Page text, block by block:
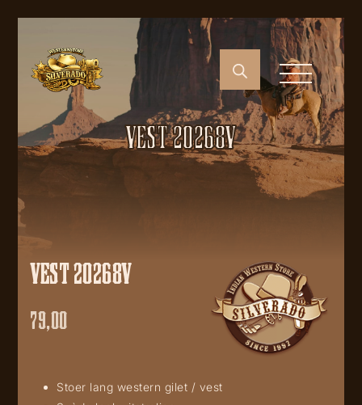
VEST 20268V
VEST 20268V
79,00
Stoer lang western gilet / vest